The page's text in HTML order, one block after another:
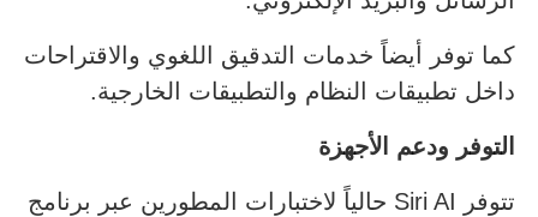
كما توفر أيضاً خدمات التدقيق اللغوي والاقتراحات
داخل تطبيقات النظام والتطبيقات الخارجية.
التوفر ودعم الأجهزة
تتوفر Siri AI حالياً لاختبارات المطورين عبر برنامج